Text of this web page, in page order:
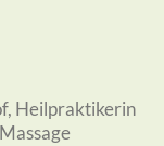
Heilpraktikerin